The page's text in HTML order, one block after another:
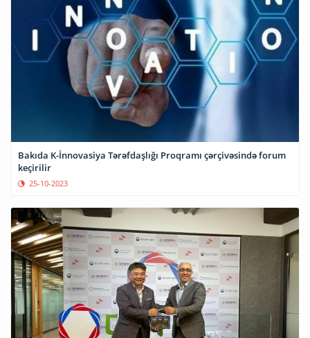
Bakıda K-İnnovasiya Tərəfdaşlığı Proqramı çərçivəsində forum
keçirilir
25-10-2023